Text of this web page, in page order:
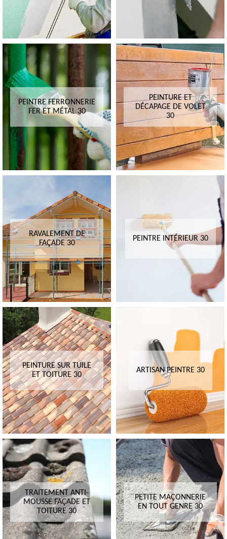
PEINTRE FERRONNERIE
FER ET MÉTAL 30
PEINTURE ET
DÉCAPAGE DE VOLET
30
RAVALEMENT DE
FAÇADE 30
PEINTRE INTÉRIEUR 30
PEINTURE SUR TUILE
ET TOITURE 30
ARTISAN PEINTRE 30
TRAITEMENT ANTI-
MOUSSE FAÇADE ET
TOITURE 30
PETITE MAÇONNERIE
EN TOUT GENRE 30